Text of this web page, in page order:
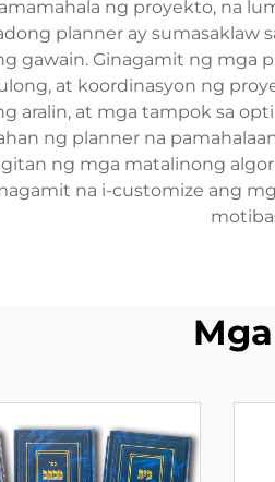
ng proyekto, na
planner ay sumasaklaw
gawain. Ginagamit ng mga
at koordinasyon ng
aralin, at mga tampok sa
ng planner na
ng mga matalinong
na i-customize ang